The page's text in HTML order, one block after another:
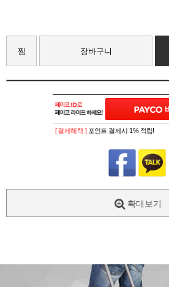
찜 장바구니
[ 결제혜택 ] 포인트 결제시 1% 적립!
확대보기